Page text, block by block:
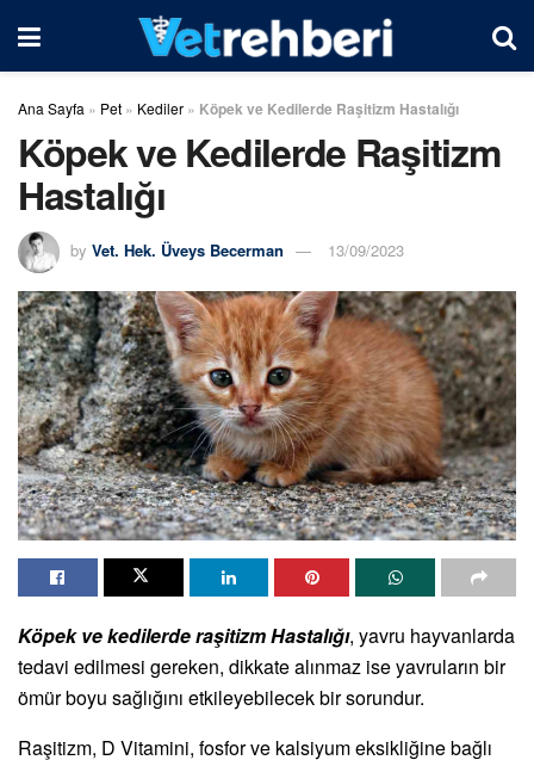
Ana Sayfa » Pet » Kediler » Köpek ve Kedilerde Raşitizm Hastalığı
Köpek ve Kedilerde Raşitizm
Hastalığı
by Vet. Hek. Üveys Becerman 13/09/2023
Köpek ve kedilerde raşitizm Hastalığı, yavru hayvanlarda
tedavi edilmesi gereken, dikkate alınmaz ise yavruların bir
ömür boyu sağlığını etkileyebilecek bir sorundur.
Raşitizm, D Vitamini, fosfor ve kalsiyum eksikliğine bağlı